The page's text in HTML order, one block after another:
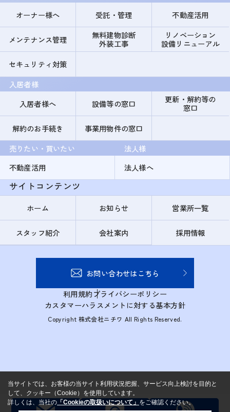
オーナー様へ
受託・管理 不動産活用
メンテナンス管理
無料建物診断
外装工事
リノベーション
設備リニューアル
セキュリティ対策
入居者様
入居者様へ
設備等の窓口
更新・解約等の
窓口
解約のお手続き
事業用物件の窓口
売りたい・買いたい
不動産活用
法人様
法人様へ
サイトコンテンツ
ホーム お知らせ 営業所一覧
スタッフ紹介 会社案内 採用情報
お問い合わせはこちら
利用規約プライバシーポリシー
カスタマーハラスメントに対する基本方針
Copyright 株式会社ニチワ All Rights Reserved.
当サイトでは、お客様の当サイト利用状況把握、サービス向上検討を目的と
して、クッキー（Cookie）を使用しています。
詳しくは、当社の 「Cookieの取扱いについて」 をご確認ください。